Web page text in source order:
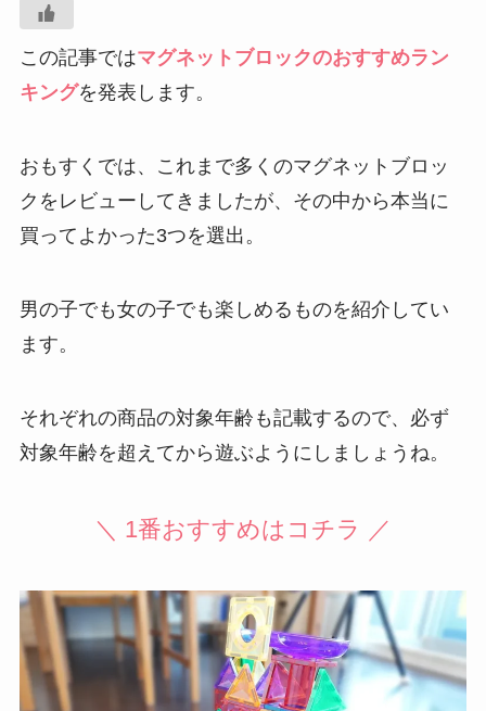
この記事ではマグネットブロックのおすすめラン
キングを発表します。
おもすくでは、これまで多くのマグネットブロッ
クをレビューしてきましたが、その中から本当に
買ってよかった3つを選出。
男の子でも女の子でも楽しめるものを紹介してい
ます。
それぞれの商品の対象年齢も記載するので、必ず
対象年齢を超えてから遊ぶようにしましょうね。
＼ 1番おすすめはコチラ ／